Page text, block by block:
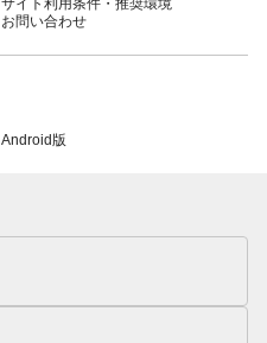
サイト利用条件・推奨環境
お問い合わせ
Android版